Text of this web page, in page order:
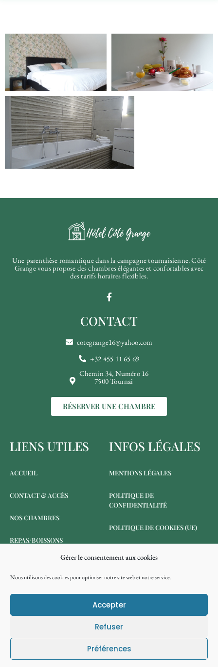
Gérer le consentement aux cookies
Nous utilisons des cookies pour optimiser notre site web et notre service.
Accepter
Refuser
Préférences
Une parenthèse romantique dans la campagne tournaisienne. Côté
Grange vous propose des chambres élégantes et confortables avec
des tarifs horaires flexibles.
CONTACT
cotegrange16@yahoo.com
+32 455 11 65 69
Chemin 34, Numéro 16
7500 Tournai
RÉSERVER UNE CHAMBRE
LIENS UTILES
ACCUEIL
CONTACT & ACCÈS
NOS CHAMBRES
REPAS/BOISSONS
RÉSERVATION
INFOS LÉGALES
MENTIONS LÉGALES
POLITIQUE DE
CONFIDENTIALITÉ
POLITIQUE DE COOKIES (UE)
©Côté Grange 2024 | Tous droits réservés